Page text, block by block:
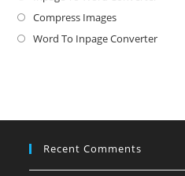
new
a
Compress ImagesOpens
in
Word To Inpage ConverterOpens
tab
Recent Comments